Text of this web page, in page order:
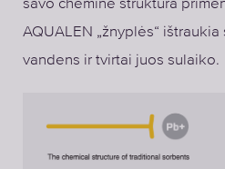
AQUALEN „žnyplės“
vandens ir tvirtai juos sulaiko.